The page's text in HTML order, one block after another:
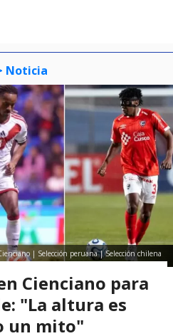
Noticia
| Selección peruana | Selección chilena
Cienciano para
"La altura es
un mito"